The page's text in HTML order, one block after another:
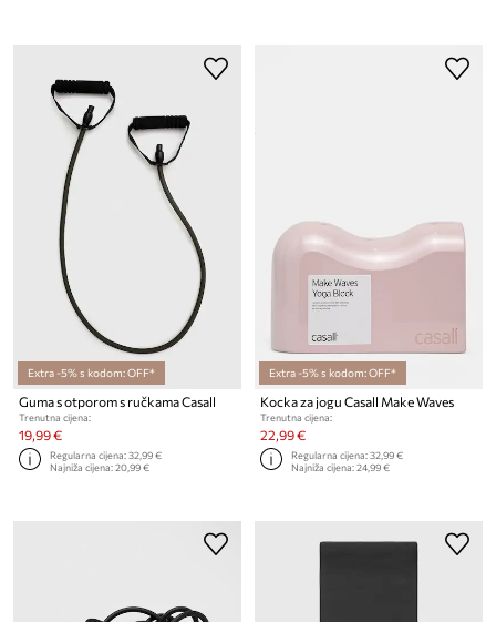
Extra -5% s kodom: OFF*
Guma s otporom s ručkama Casall
Trenutna cijena:
19,99 €
Regularna cijena:32,99 €
Najniža cijena:20,99 €
Extra -5% s kodom: OFF*
Kocka za jogu Casall Make Waves
Trenutna cijena:
22,99 €
Regularna cijena:32,99 €
Najniža cijena:24,99 €